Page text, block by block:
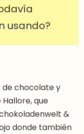
usando?
de chocolate y
que
&
donde también